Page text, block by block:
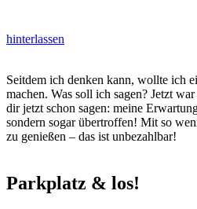
hinterlassen
Seitdem ich denken kann, wollte ich
machen. Was soll ich sagen? Jetzt
dir jetzt schon sagen: meine
sondern sogar übertroffen! Mit so
zu genießen – das ist unbezahlbar!
Parkplatz & los!